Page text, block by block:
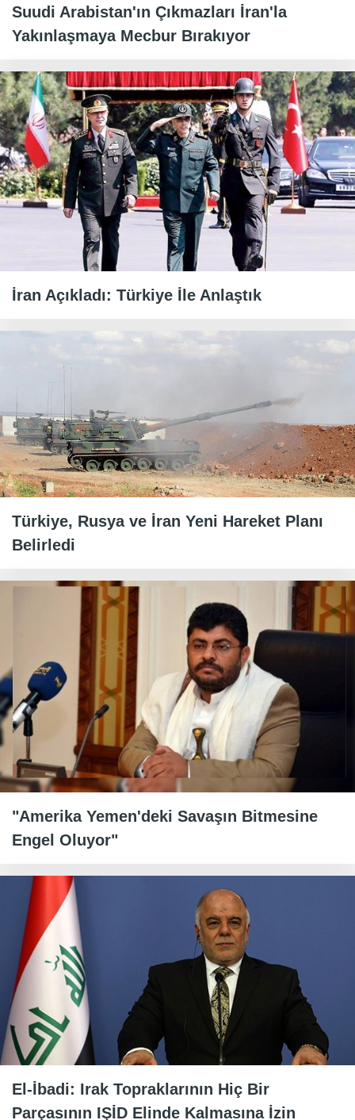
Suudi Arabistan'ın Çıkmazları İran'la
Yakınlaşmaya Mecbur Bırakıyor
İran Açıkladı: Türkiye İle Anlaştık
Türkiye, Rusya ve İran Yeni Hareket Planı
Belirledi
"Amerika Yemen'deki Savaşın Bitmesine
Engel Oluyor"
El-İbadi: Irak Topraklarının Hiç Bir
Parçasının IŞİD Elinde Kalmasına İzin